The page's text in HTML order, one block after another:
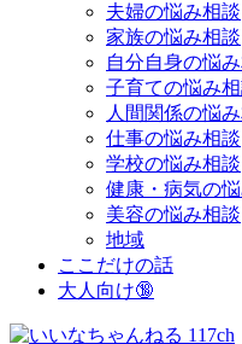
夫婦の悩み相談
家族の悩み相談
自分自身の悩
子育ての悩み
人間関係の悩
仕事の悩み相談
学校の悩み相談
健康・病気の
美容の悩み相談
地域
ここだけの話
大人向け🔞